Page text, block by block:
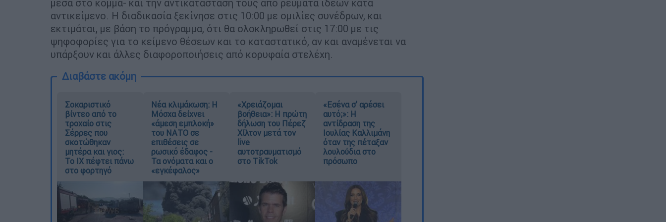
μέσα στο κόμμα- και την αντικατάσταση τους από ρεύματα ιδεών κατά
αντικείμενο. Η διαδικασία ξεκίνησε στις 10:00 με ομιλίες συνέδρων, και
εκτιμάται, με βάση το πρόγραμμα, ότι θα ολοκληρωθεί στις 17:00 με τις
ψηφοφορίες για το κείμενο θέσεων και το καταστατικό, αν και αναμένεται να
υπάρξουν και άλλες διαφοροποιήσεις από κορυφαία στελέχη.
Διαβάστε ακόμη
Σοκαριστικό
βίντεο από το
τροχαίο στις
Σέρρες που
σκοτώθηκαν
μητέρα και γιος:
Το ΙΧ πέφτει πάνω
στο φορτηγό
Νέα κλιμάκωση: Η
Μόσχα δείχνει
«άμεση εμπλοκή»
του ΝΑΤΟ σε
επιθέσεις σε
ρωσικό έδαφος -
Τα ονόματα και ο
«εγκέφαλος»
«Χρειάζομαι
βοήθεια»: Η πρώτη
δήλωση του Πέρεζ
Χίλτον μετά τον
live
αυτοτραυματισμό
στο TikTok
«Εσένα σ’ αρέσει
αυτό;»: Η
αντίδραση της
Ιουλίας Καλλιμάνη
όταν της πέταξαν
λουλούδια στο
πρόσωπο